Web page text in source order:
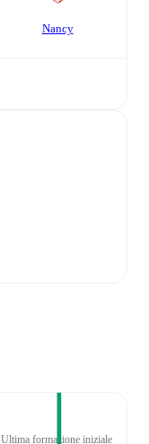
Nancy
Ultima formazione iniziale